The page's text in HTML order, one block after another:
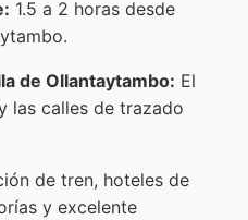
1.5 a 2 horas desde
de Ollantaytambo: El
las calles de trazado
de tren, hoteles de
y excelente